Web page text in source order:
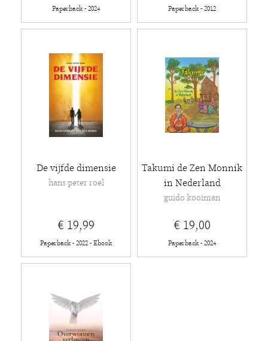
Paperback - 2024 Paperback - 2012
De vijfde dimensie
hans peter roel
€ 19,99
Paperback - 2022 - Ebook
Takumi de Zen Monnik
in Nederland
guido kooiman
€ 19,00
Paperback - 2024